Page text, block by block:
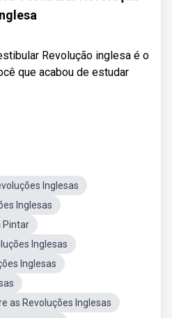
Revolução inglesa é o
que acabou de estudar
Inglesas
Inglesas
Pintar
Inglesas
Inglesas
as Revoluções Inglesas